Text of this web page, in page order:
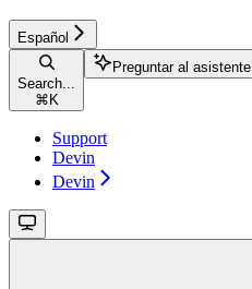
Español
Search...
⌘ K
Preguntar al asistente
Support
Devin
Devin